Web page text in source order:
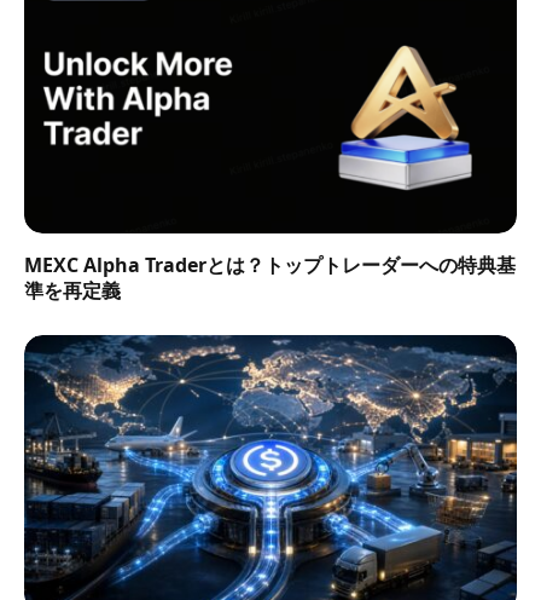
MEXC Alpha Traderとは？トップトレーダーへの特典基
準を再定義